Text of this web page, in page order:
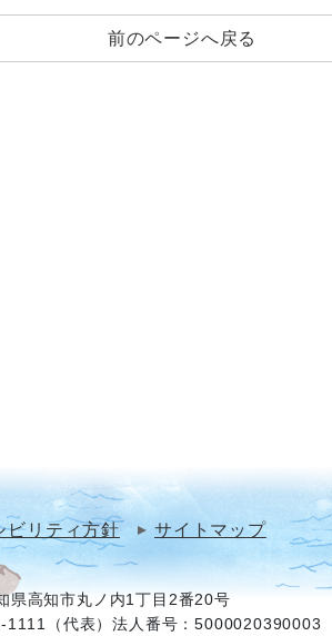
前のページへ戻る
ビリティ方針 サイトマップ
県高知市丸ノ内1丁目2番20号
1111（代表）法人番号：5000020390003